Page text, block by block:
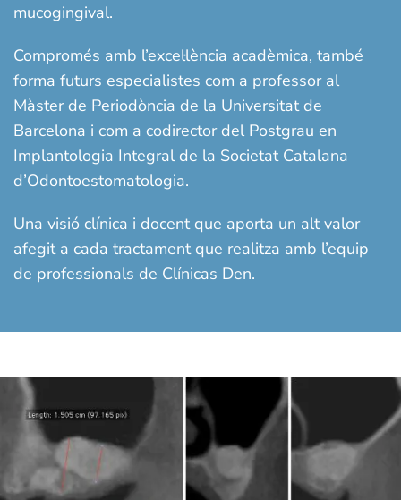
mucogingival.
Compromés amb l’excel·lència acadèmica, també
forma futurs especialistes com a professor al
Màster de Periodòncia de la Universitat de
Barcelona i com a codirector del Postgrau en
Implantologia Integral de la Societat Catalana
d’Odontoestomatologia.
Una visió clínica i docent que aporta un alt valor
afegit a cada tractament que realitza amb l’equip
de professionals de Clínicas Den.